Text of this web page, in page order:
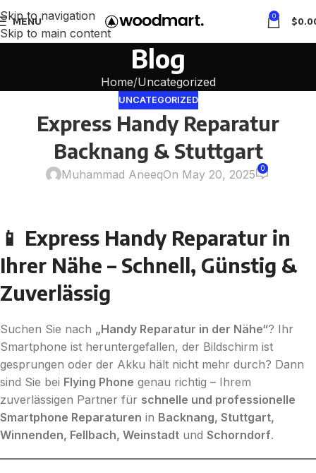
Skip to navigation
Skip to main content
MENU 0 $
Blog
Home Uncategorized
UNCATEGORIZED
Express Handy Reparatur
Backnang & Stuttgart
Muhammad AneeqOn May 20, 2025 0
📱 Express Handy Reparatur in
Ihrer Nähe – Schnell, Günstig &
Zuverlässig
Suchen Sie nach „Handy Reparatur in der Nähe“? Ihr
Smartphone ist heruntergefallen, der Bildschirm ist
gesprungen oder der Akku hält nicht mehr durch? Dann
sind Sie bei Flying Phone genau richtig – Ihrem
zuverlässigen Partner für schnelle und professionelle
Smartphone Reparaturen in Backnang, Stuttgart,
Winnenden, Fellbach, Weinstadt und Schorndorf.